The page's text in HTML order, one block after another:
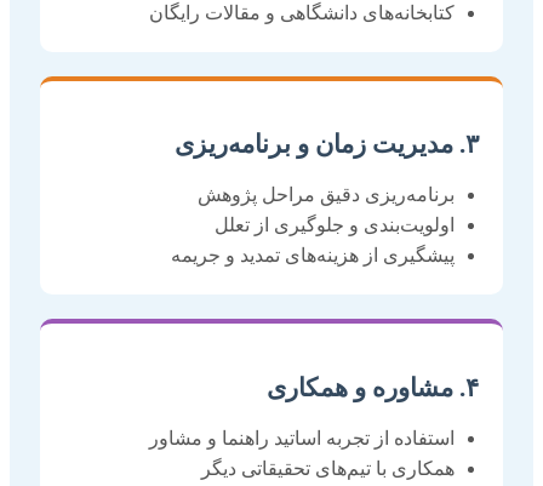
کتابخانه‌های دانشگاهی و مقالات رایگان
۳. مدیریت زمان و برنامه‌ریزی
برنامه‌ریزی دقیق مراحل پژوهش
اولویت‌بندی و جلوگیری از تعلل
پیشگیری از هزینه‌های تمدید و جریمه
۴. مشاوره و همکاری
استفاده از تجربه اساتید راهنما و مشاور
همکاری با تیم‌های تحقیقاتی دیگر